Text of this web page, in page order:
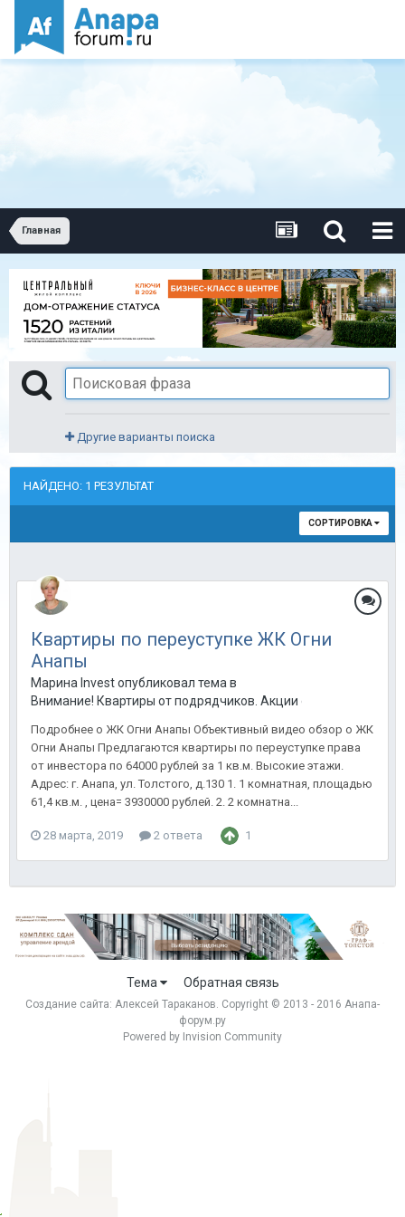
Главная
Другие варианты поиска
НАЙДЕНО: 1 РЕЗУЛЬТАТ
СОРТИРОВКА
Квартиры по переуступке ЖК Огни
Анапы
Марина Invest опубликовал тема в
Внимание! Квартиры от подрядчиков. Акции от
Подробнее о ЖК Огни Анапы Объективный видео обзор о ЖК
Огни Анапы Предлагаются квартиры по переуступке права
от инвестора по 64000 рублей за 1 кв.м. Высокие этажи.
Адрес: г. Анапа, ул. Толстого, д.130 1. 1 комнатная, площадью
61,4 кв.м. , цена= 3930000 рублей. 2. 2 комнатна...
28 марта, 2019 2 ответа 1
Тема Обратная связь
Создание сайта: Алексей Тараканов . Copyright © 2013 - 2016 Анапа-
форум.ру
Powered by Invision Community